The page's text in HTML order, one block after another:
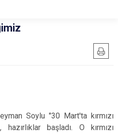
Soylu "30 Mart'ta kırmızı
başladı. O kırmızı